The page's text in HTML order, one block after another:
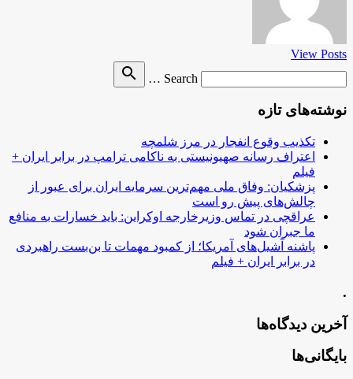
View Posts
Search …
search
نوشته‌های تازه
تکذیب وقوع انفجار در مرز شلمچه
اعتراف رسانه صهیونیستی به ناکامی ترامپ در برابر ایران +
فیلم
پزشکیان: وفاق ملی مهم‌ترین سرمایه ایران برای عبور از
چالش‌های پیش رو است
عراقچی در تماس وزیرخارجه اوکراین: باید خسارات به منافع
ما جبران شود
پاشنه آشیل‌های آمریکا؛ از کمبود مهمات تا بن‌بست راهبردی
در برابر ایران + فیلم
.
آخرین دیدگاه‌ها
بایگانی‌ها